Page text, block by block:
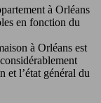
à Orléans
en fonction du
à Orléans est
et l’état général du